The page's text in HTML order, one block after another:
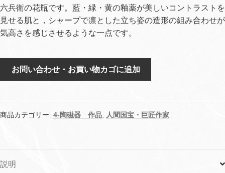
六兵衛の花瓶です。藍・緑・黄の釉薬が美しいコントラストを
見せる肌と，シャープで凛とした立ち姿の造形の組み合わせが
気高さを感じさせるような一点です。
ウ
ウ
お問い合わせ・お買い物カゴに追加
商品カテゴリー: 4-陶磁器 作品 人間国宝・巨匠作家
説明